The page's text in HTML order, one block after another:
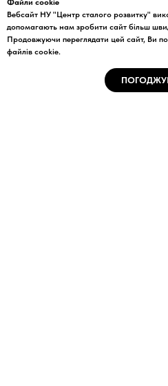
Файли cookie
Вебсайт НУ "Центр сталого розвитку"
допомагають нам зробити сайт більш
Продовжуючи переглядати цей сайт, Ви
файлів cookie.
перекладачів наукових статей, які
англійською мовою"
редакторів (Лондон,